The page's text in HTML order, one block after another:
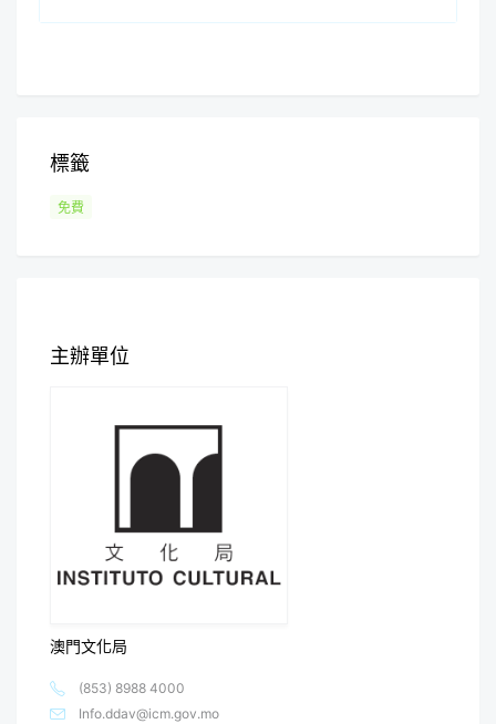
標籤
免費
主辦單位
澳門文化局
(853) 8988 4000
Info.ddav@icm.gov.mo